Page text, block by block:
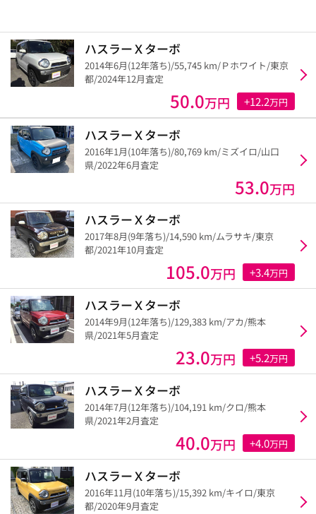
ハスラーＸターボ
2014年6月(12年落ち)/55,745 km/Ｐホワイト/東京
都/2024年12月査定
50.0万円 +12.2万円
ハスラーＸターボ
2016年1月(10年落ち)/80,769 km/ミズイロ/山口
県/2022年6月査定
53.0万円
ハスラーＸターボ
2017年8月(9年落ち)/14,590 km/ムラサキ/東京
都/2021年10月査定
105.0万円 +3.4万円
ハスラーＸターボ
2014年9月(12年落ち)/129,383 km/アカ/熊本
県/2021年5月査定
23.0万円 +5.2万円
ハスラーＸターボ
2014年7月(12年落ち)/104,191 km/クロ/熊本
県/2021年2月査定
40.0万円 +4.0万円
ハスラーＸターボ
2016年11月(10年落ち)/15,392 km/キイロ/東京
都/2020年9月査定